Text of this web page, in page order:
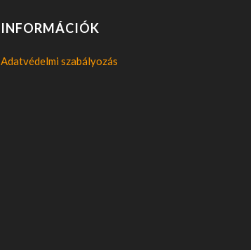
INFORMÁCIÓK
Adatvédelmi szabályozás